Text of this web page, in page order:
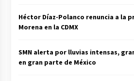
Héctor Díaz-Polanco renuncia a la
Morena en la CDMX
SMN alerta por lluvias intensas,
en gran parte de México